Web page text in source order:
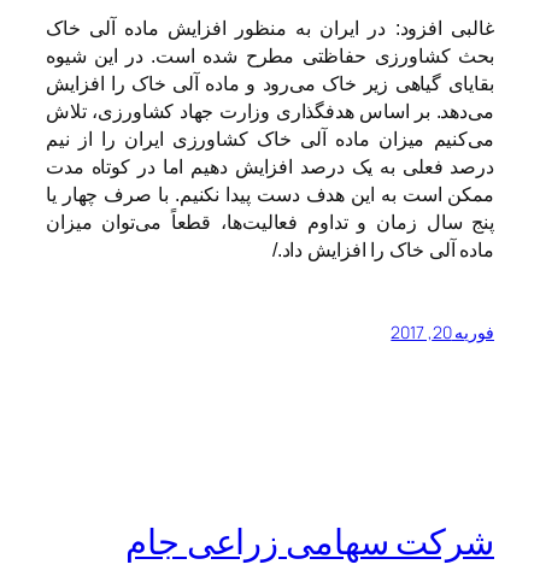
غالبی افزود: در ایران به منظور افزایش ماده آلی خاک
بحث کشاورزی حفاظتی مطرح شده است. در این شیوه
بقایای گیاهی زیر خاک می‌رود و ماده آلی خاک را افزایش
می‌دهد. بر اساس هدفگذاری وزارت جهاد کشاورزی، تلاش
می‌کنیم میزان ماده آلی خاک کشاورزی ایران را از نیم
درصد فعلی به یک درصد افزایش دهیم اما در کوتاه مدت
ممکن است به این هدف دست پیدا نکنیم. با صرف چهار یا
پنج سال زمان و تداوم فعالیت‌ها، قطعاً می‌توان میزان
ماده آلی خاک را افزایش داد./
فوریه 20, 2017
شرکت سهامی زراعی جام